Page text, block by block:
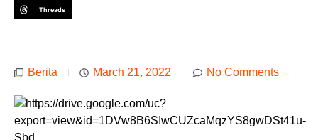
Threads
Berita March 21, 2022 No Comments